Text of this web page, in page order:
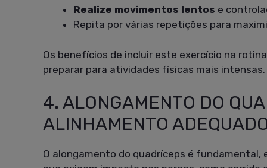
Realize movimentos lentos e
Repita por várias repetições para
Os benefícios de incluir este exercício na
preparar para atividades físicas mais intensas.
4. ALONGAMENTO DO
ALINHAMENTO
O alongamento do quadríceps é